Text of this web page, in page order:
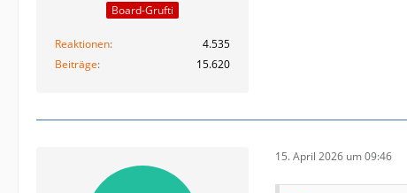
Board-Grufti
Reaktionen
4.535
Beiträge
15.620
15. April 2026 um 09:46